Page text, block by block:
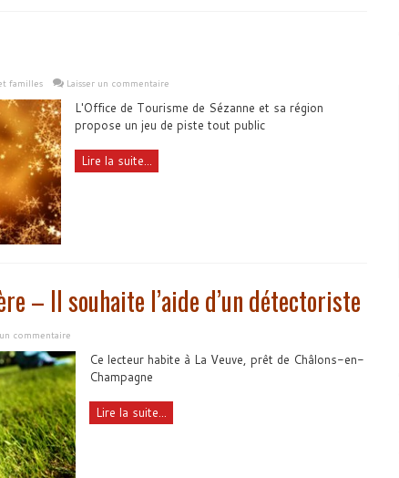
familles Laisser un commentaire
L'Office de Tourisme de Sézanne et sa région
propose un jeu de piste tout public
Lire la suite...
– Il souhaite l’aide d’un détectoriste
commentaire
Ce lecteur habite à La Veuve, prêt de Châlons-en-
Champagne
Lire la suite...